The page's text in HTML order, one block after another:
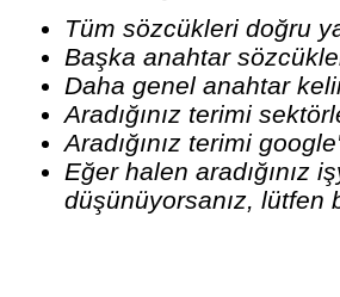
Tüm sözcükleri doğru
Başka anahtar
Daha genel anahtar
Aradığınız terimi
Aradığınız terimi
Eğer halen aradığınız
düşünüyorsanız, lütfen